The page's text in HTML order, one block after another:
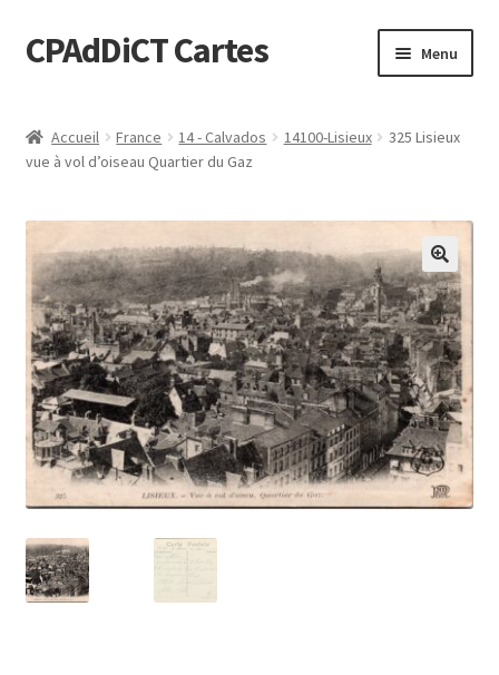
Aller
à
navigation
Aller
au
CPAdDiCT Cartes Menu
Panier
Accueil France 14 - Calvados 14100-Lisieux
325 Lisieux
vue à vol d’oiseau Quartier du Gaz